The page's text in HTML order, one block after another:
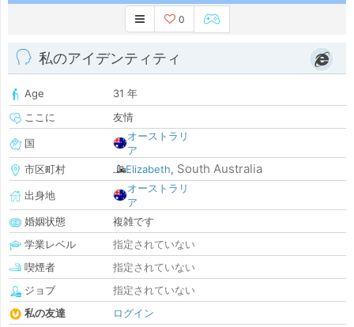
0
私のアイデンティティ
Age
31 年
ここに
友情
国
オーストラリ
ア
市区町村
Elizabeth, South Australia
出身地
オーストラリ
ア
婚姻状態
複雑です
学業レベル
指定されていない
喫煙者
指定されていない
ジョブ
指定されていない
私の友達
ログイン